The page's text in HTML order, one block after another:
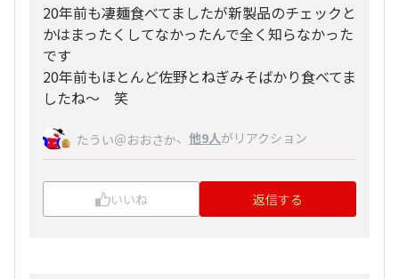
20年前も凄麺食べてましたが新製品のチェックと
かはまったくしてなかったんで全く知らなかった
です
20年前もほとんど佐野とねぎみそばかり食べてま
したね〜 笑
たうい＠おおさか、 他9人がリアクション
いいね 返信する